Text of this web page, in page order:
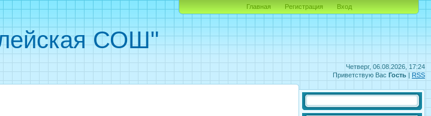
Четверг, 06.08.2026, 17:24
Приветствую Вас Гость | RSS
СОШ"
Главная Регистрация Вход